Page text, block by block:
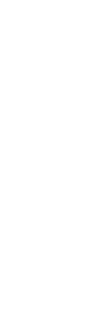
sa
Džeko